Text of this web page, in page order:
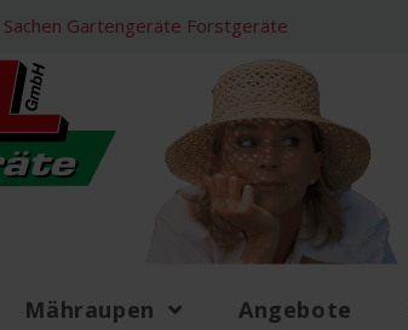
Sachen Gartengeräte Forstgeräte
Mähraupen Angebote